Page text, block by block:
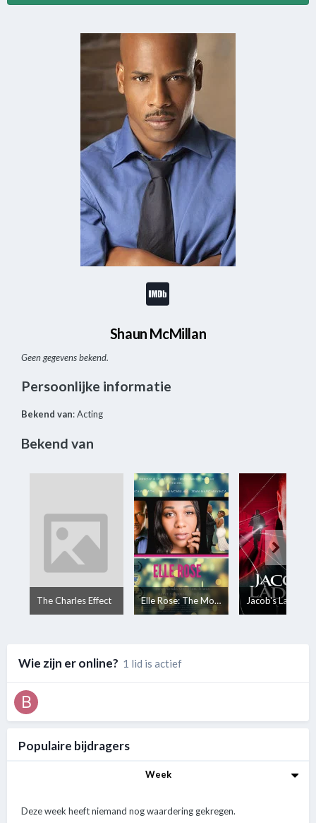
Shaun McMillan
Geen gegevens bekend.
Persoonlijke informatie
Bekend van: Acting
Bekend van
The Charles Effect Elle Rose: The Movie Jacob's Ladder
Wie zijn er online? 1 lid is actief
Populaire bijdragers
Week
Deze week heeft niemand nog waardering gekregen.